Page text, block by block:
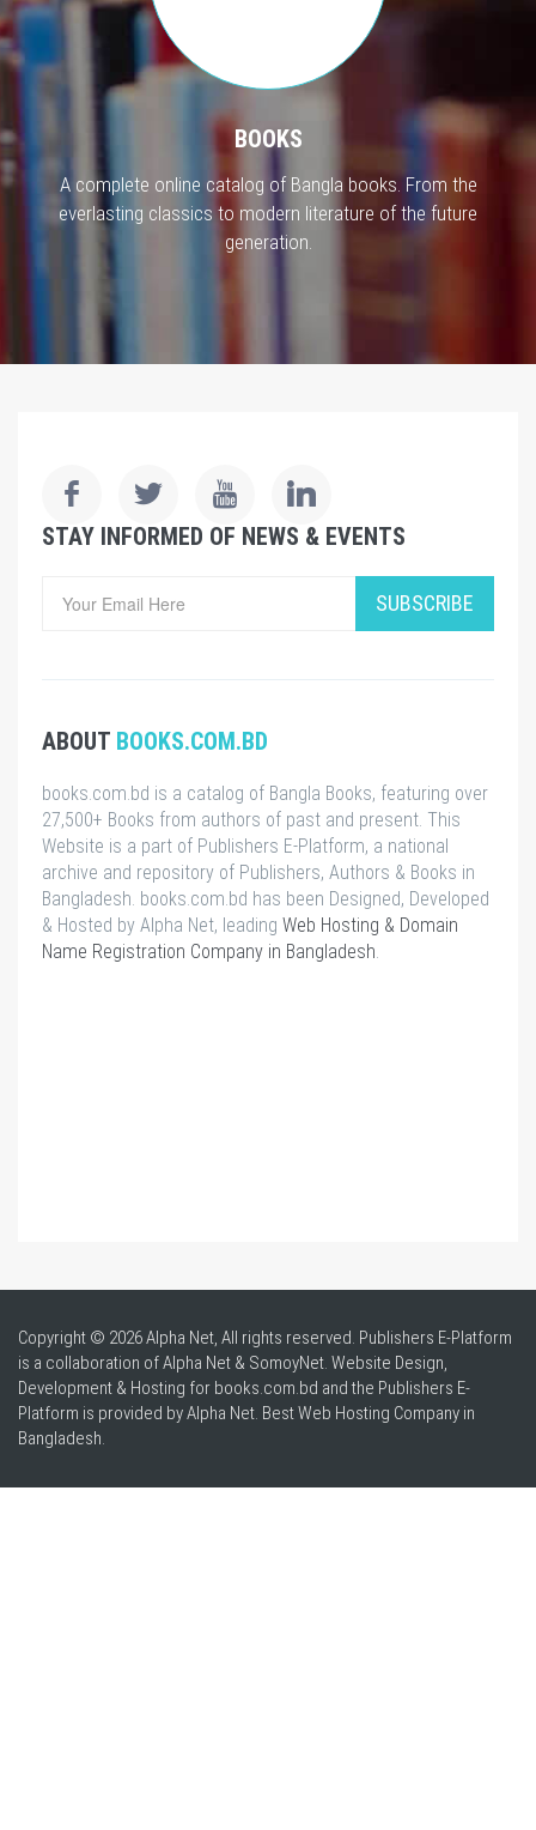
BOOKS
A complete online catalog of Bangla books. From the
everlasting classics to modern literature of the future
generation.
STAY INFORMED OF NEWS & EVENTS
SUBSCRIBE
ABOUT BOOKS.COM.BD
books.com.bd is a catalog of Bangla Books, featuring over
27,500+ Books from authors of past and present. This
Website is a part of Publishers E-Platform, a national
archive and repository of Publishers, Authors & Books in
Bangladesh. books.com.bd has been Designed, Developed
& Hosted by Alpha Net, leading Web Hosting & Domain
Name Registration Company in Bangladesh
Copyright © 2026 Alpha Net, All rights reserved. Publishers E-Platform
is a collaboration of Alpha Net & SomoyNet. Website Design,
Development & Hosting for books.com.bd and the Publishers E-
Platform is provided by Alpha Net. BestWeb Hosting Company in
Bangladesh.